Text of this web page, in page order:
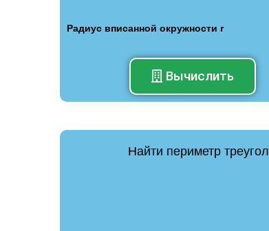
Радиус вписанной окружности r
Вычислить
Найти периметр